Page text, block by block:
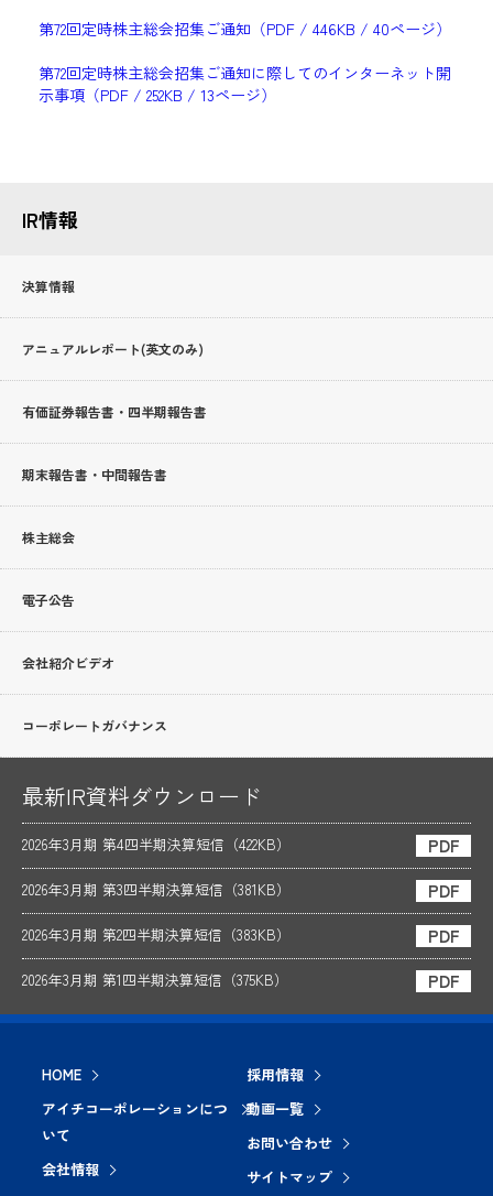
第72回定時株主総会招集ご通知（PDF / 446KB / 40ページ）
第72回定時株主総会招集ご通知に際してのインターネット開
示事項（PDF / 252KB / 13ページ）
IR情報
決算情報
アニュアルレポート(英文のみ)
有価証券報告書・四半期報告書
期末報告書・中間報告書
株主総会
電子公告
会社紹介ビデオ
コーポレートガバナンス
最新IR資料ダウンロード
2026年3月期 第4四半期決算短信（422KB） PDF
2026年3月期 第3四半期決算短信（381KB） PDF
2026年3月期 第2四半期決算短信（383KB） PDF
2026年3月期 第1四半期決算短信（375KB） PDF
HOME
アイチコーポレーションにつ
いて
会社情報
採用情報
動画一覧
お問い合わせ
サイトマップ